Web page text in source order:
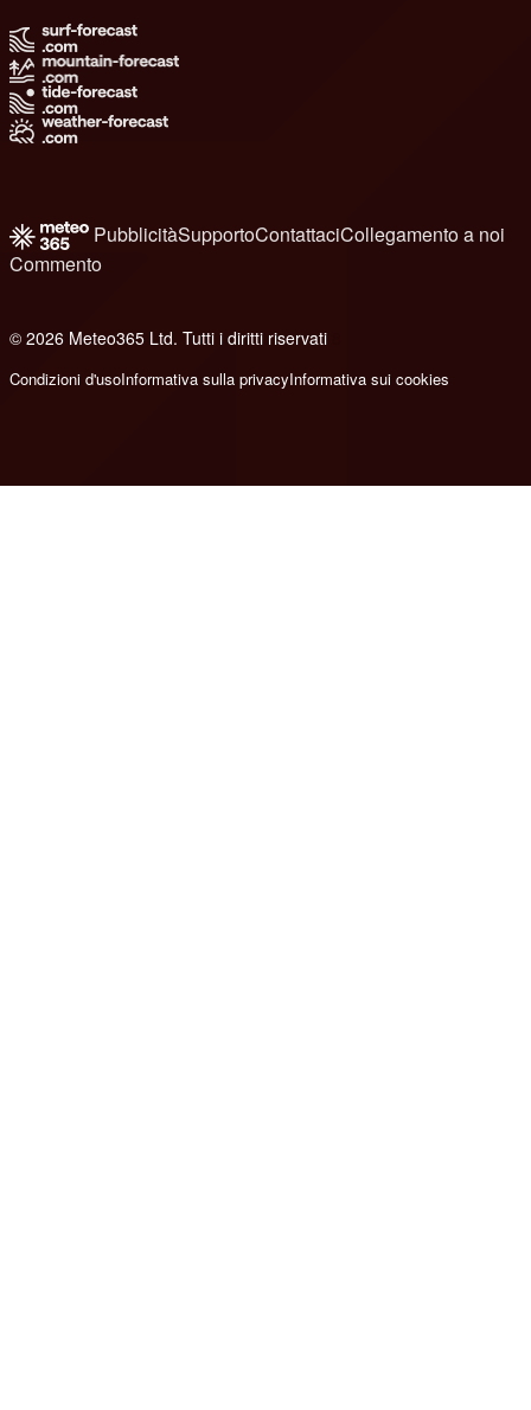
PubblicitàSupportoContattaciCollegamento a noi
Commento
© 2026 Meteo365 Ltd. Tutti i diritti riservati
Condizioni d'usoInformativa sulla privacyInformativa sui cookies